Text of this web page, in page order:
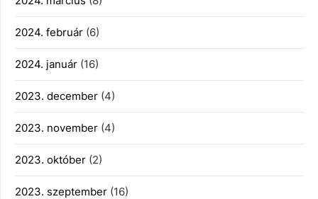
2024. február (6)
2024. január (16)
2023. december (4)
2023. november (4)
2023. október (2)
2023. szeptember (16)